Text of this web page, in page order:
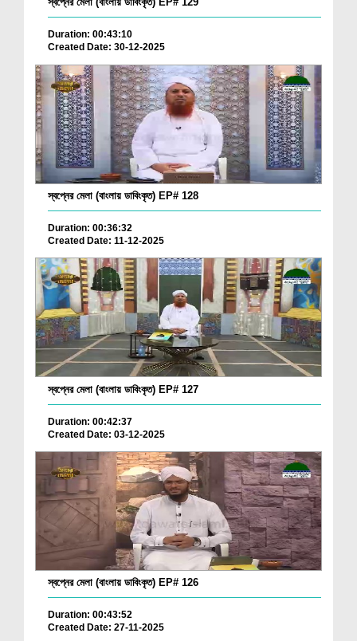
Duration: 00:43:10
Created Date: 30-12-2025
স্বপ্নের মেলা (বাংলায় ডাবিংকৃত) EP# 128
Duration: 00:36:32
Created Date: 11-12-2025
স্বপ্নের মেলা (বাংলায় ডাবিংকৃত) EP# 127
Duration: 00:42:37
Created Date: 03-12-2025
স্বপ্নের মেলা (বাংলায় ডাবিংকৃত) EP# 126
Duration: 00:43:52
Created Date: 27-11-2025